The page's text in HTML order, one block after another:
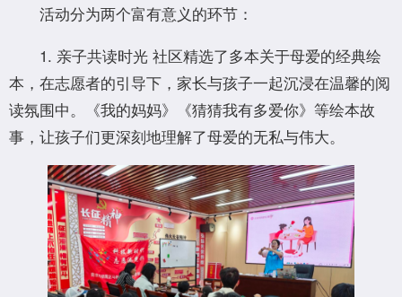
活动分为两个富有意义的环节：
‌1. 亲子共读时光‌ 社区精选了多本关于母爱的经典绘
本，在志愿者的引导下，家长与孩子一起沉浸在温馨的阅
读氛围中。《我的妈妈》《猜猜我有多爱你》等绘本故
事，让孩子们更深刻地理解了母爱的无私与伟大。